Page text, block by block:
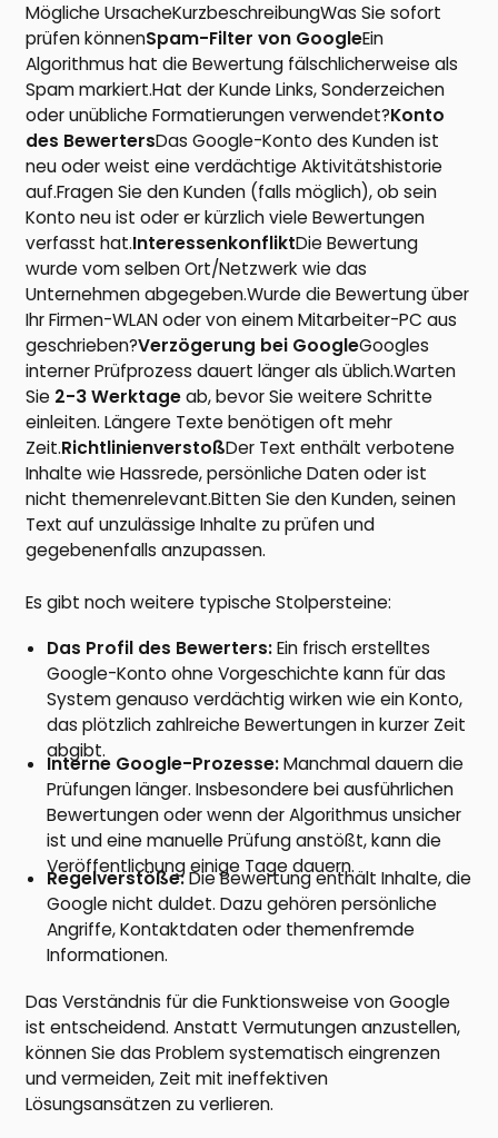
Mögliche UrsacheKurzbeschreibungWas Sie sofort
prüfen könnenSpam-Filter von GoogleEin
Algorithmus hat die Bewertung fälschlicherweise als
Spam markiert.Hat der Kunde Links, Sonderzeichen
oder unübliche Formatierungen verwendet?Konto
des BewertersDas Google-Konto des Kunden ist
neu oder weist eine verdächtige Aktivitätshistorie
auf.Fragen Sie den Kunden (falls möglich), ob sein
Konto neu ist oder er kürzlich viele Bewertungen
verfasst hat.InteressenkonfliktDie Bewertung
wurde vom selben Ort/Netzwerk wie das
Unternehmen abgegeben.Wurde die Bewertung über
Ihr Firmen-WLAN oder von einem Mitarbeiter-PC aus
geschrieben?Verzögerung bei GoogleGoogles
interner Prüfprozess dauert länger als üblich.Warten
Sie 2-3 Werktageab, bevor Sie weitere Schritte
einleiten. Längere Texte benötigen oft mehr
Zeit.RichtlinienverstoßDer Text enthält verbotene
Inhalte wie Hassrede, persönliche Daten oder ist
nicht themenrelevant.Bitten Sie den Kunden, seinen
Text auf unzulässige Inhalte zu prüfen und
gegebenenfalls anzupassen.
Es gibt noch weitere typische Stolpersteine:
Das Profil des Bewerters:Ein frisch erstelltes
Google-Konto ohne Vorgeschichte kann für das
System genauso verdächtig wirken wie ein Konto,
das plötzlich zahlreiche Bewertungen in kurzer Zeit
abgibt.
Interne Google-Prozesse:Manchmal dauern die
Prüfungen länger. Insbesondere bei ausführlichen
Bewertungen oder wenn der Algorithmus unsicher
ist und eine manuelle Prüfung anstößt, kann die
Veröffentlichung einige Tage dauern.
Regelverstöße:Die Bewertung enthält Inhalte, die
Google nicht duldet. Dazu gehören persönliche
Angriffe, Kontaktdaten oder themenfremde
Informationen.
Das Verständnis für die Funktionsweise von Google
ist entscheidend. Anstatt Vermutungen anzustellen,
können Sie das Problem systematisch eingrenzen
und vermeiden, Zeit mit ineffektiven
Lösungsansätzen zu verlieren.